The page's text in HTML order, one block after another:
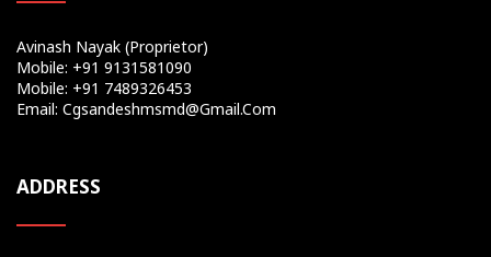
Avinash Nayak (Proprietor)
Mobile: +91 9131581090
Mobile: +91 7489326453
Email: Cgsandeshmsmd@gmail.com
ADDRESS